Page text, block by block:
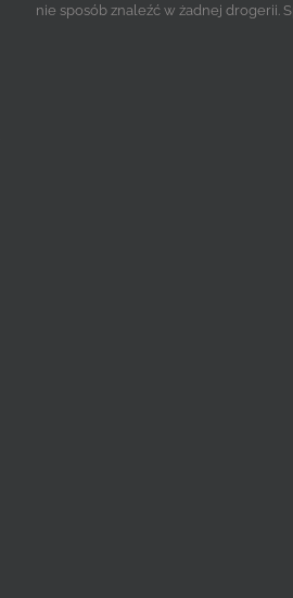
nie sposób znaleźć w żadnej drogerii.